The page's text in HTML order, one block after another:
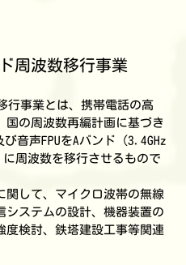
周波数移行事業
行事業とは、携帯電話の高
国の周波数再編計画に基づき
音声FPUをAバンド（3.4GHz
に周波数を移行させるもので
関して、マイクロ波帯の無線
システムの設計、機器装置の
度検討、鉄塔建設工事等関連